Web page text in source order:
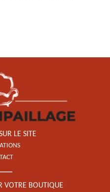
LE SITE
VOTRE BOUTIQUE